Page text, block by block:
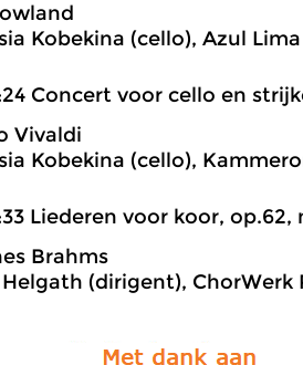
Kobekina (cello), Azul
Concert voor cello en
Vivaldi
Kobekina (cello),
Liederen voor koor, op.62,
Brahms
(dirigent), ChorWerk